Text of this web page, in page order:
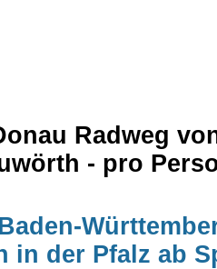
Radweg
- pro
in der Pfalz ab